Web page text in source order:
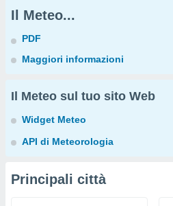
Il Meteo...
PDF
Maggiori informazioni
Il Meteo sul tuo sito Web
Widget Meteo
API di Meteorologia
Principali città